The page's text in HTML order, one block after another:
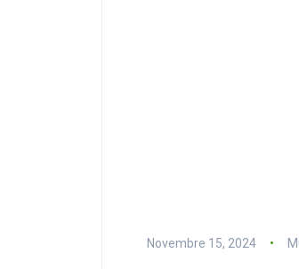
Novembre 15, 2024